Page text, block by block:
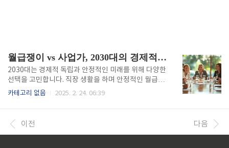
월급쟁이 vs 사업가, 2030대의 경제적 선택은?
2030대는 경제적 독립과 안정적인 미래를 위해 다양한
선택을 고민합니다. 직장 생활을 하며 안정적인 월급을
받을 것인가, 아니면 사업을 시작해 더 큰 수익을 노릴
에서는 월급쟁이와 사업가의 경제적 차이를 비교하고,
2030대가 현명한 결정을 내릴 수 있도록 도와드립니
카테고리 없음 2025. 2. 24. 06:39
이전 다음